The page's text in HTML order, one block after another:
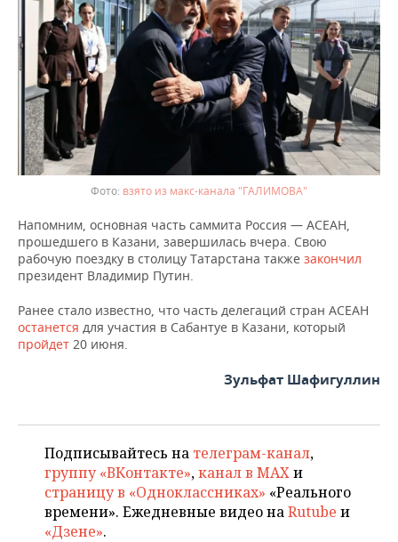
ХОККЕЙ С МЯЧОМ
ПРОИСШЕСТВИЯ
взято из макс-канала "ГАЛИМОВА"
Напомним, основная часть саммита Россия — АСЕАН,
прошедшего в Казани, завершилась вчера. Свою
рабочую поездку в столицу Татарстана также закончил
президент Владимир Путин.
Ранее стало известно, что часть делегаций стран АСЕАН
останется для участия в Сабантуе в Казани, который
пройдет 20 июня.
Зульфат Шафигуллин
Подписывайтесь на телеграм-канал,
группу «ВКонтакте»,канал в MAXи
страницу в «Одноклассниках» «Реального
времени». Ежедневные видео наRutube и
«Дзене».